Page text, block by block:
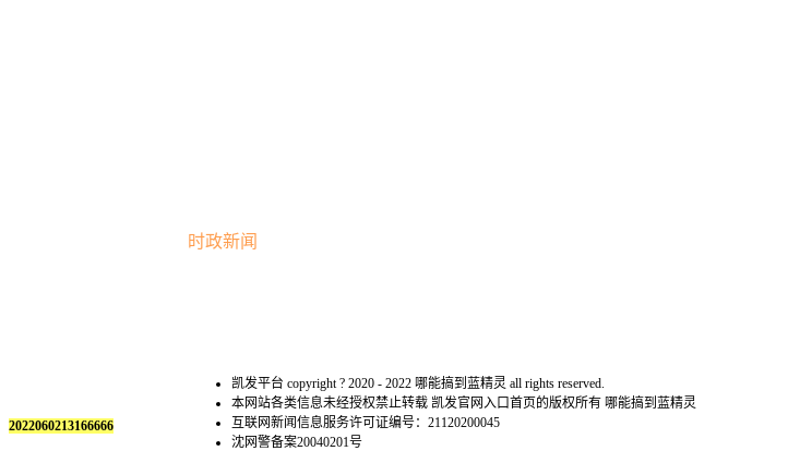
时政新闻
凯发平台 copyright ? 2020 - 2022 哪能搞到蓝精灵 all rights reserved.
本网站各类信息未经授权禁止转载 凯发官网入口首页的版权所有 哪能搞到蓝精灵
互联网新闻信息服务许可证编号：21120200045
沈网警备案20040201号
2022060213166666